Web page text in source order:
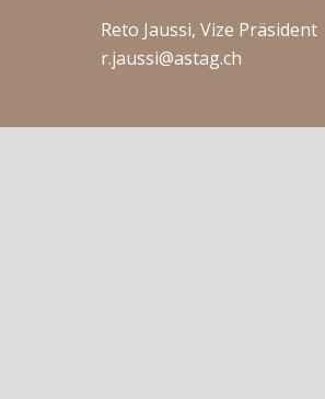
Reto Jaussi, Vize Präsident
r.jaussi@astag.ch